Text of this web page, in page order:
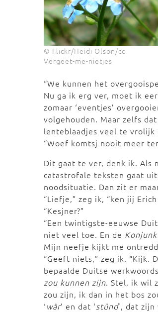
© Flickr/Heidi Olson/cc
Vergeet-me-nietjes
“We kunnen het
Nu ga ik erg ver, moet ik
zomaar ‘eventjes’
volgehouden. Maar zelfs
lenteblaadjes veel te
“Woef komtsj nooit meer
Dit gaat te ver, denk ik. Als
catastrofale teksten gaat
noodsituatie. Dan zit er
“Liefje,” zeg ik, “ken jij Erich
“Kesjner?”
“Een twintigste-eeuwse
niet veel toe. En de
Mijn neefje kijkt me
“Geeft niets,” zeg ik. “Kijk.
bepaalde Duitse
zou kunnen zijn. Stel, ik wil
zou zijn, ik dan in het bos
‘wär’ en dat ‘stünd’, dat